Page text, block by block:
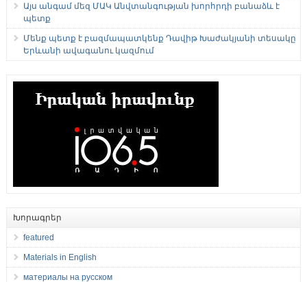
Այս անգամ մեզ ՄԱԿ Անվտանգության խորհրդի բանաձև է
պետք
Մենք պետք է բազմապատկենք Դավիթ Խաժակյանի տեսակը
Երևանի ավագանու կազմում
Խորագրեր
featured
Materials in English
материалы на русском